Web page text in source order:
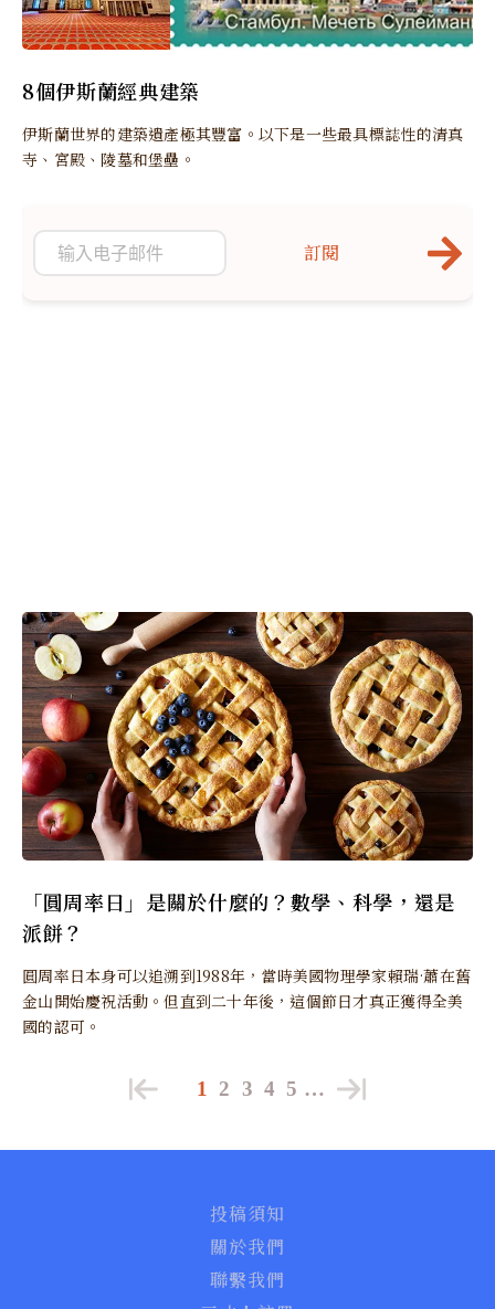
8個伊斯蘭經典建築
伊斯蘭世界的建築遺產極其豐富。以下是一些最具標誌性的清真
寺、宮殿、陵墓和堡壘。
「圓周率日」是關於什麼的？數學、科學，還是
派餅？
圓周率日本身可以追溯到1988年，當時美國物理學家賴瑞·蕭在舊
金山開始慶祝活動。但直到二十年後，這個節日才真正獲得全美
國的認可。
訂閱
1 2 3 4 5 …
投稿須知
關於我們
聯繫我們